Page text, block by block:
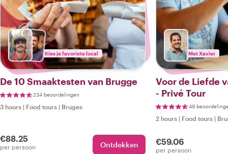
Kies je favoriete local
De 10 Smaaktesten van Brugge
234 beoordelingen
3 hours | Food tours | Bruges
€88.25
per persoon Ontdekken
Met Xavier
Voor de Liefde
- Privé Tour
49
2 hours | Food tours |
€59.06
per persoon